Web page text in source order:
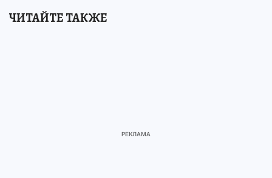
ЧИТАЙТЕ ТАКЖЕ